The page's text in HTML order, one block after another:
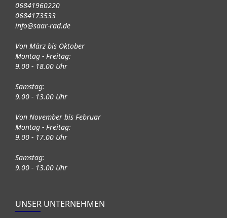
06841960220
0684173533
info@saar-rad.de
Von März bis Oktober
Montag - Freitag:
9.00 - 18.00 Uhr
Samstag:
9.00 - 13.00 Uhr
Von November bis Februar
Montag - Freitag:
9.00 - 17.00 Uhr
Samstag:
9.00 - 13.00 Uhr
UNSER UNTERNEHMEN